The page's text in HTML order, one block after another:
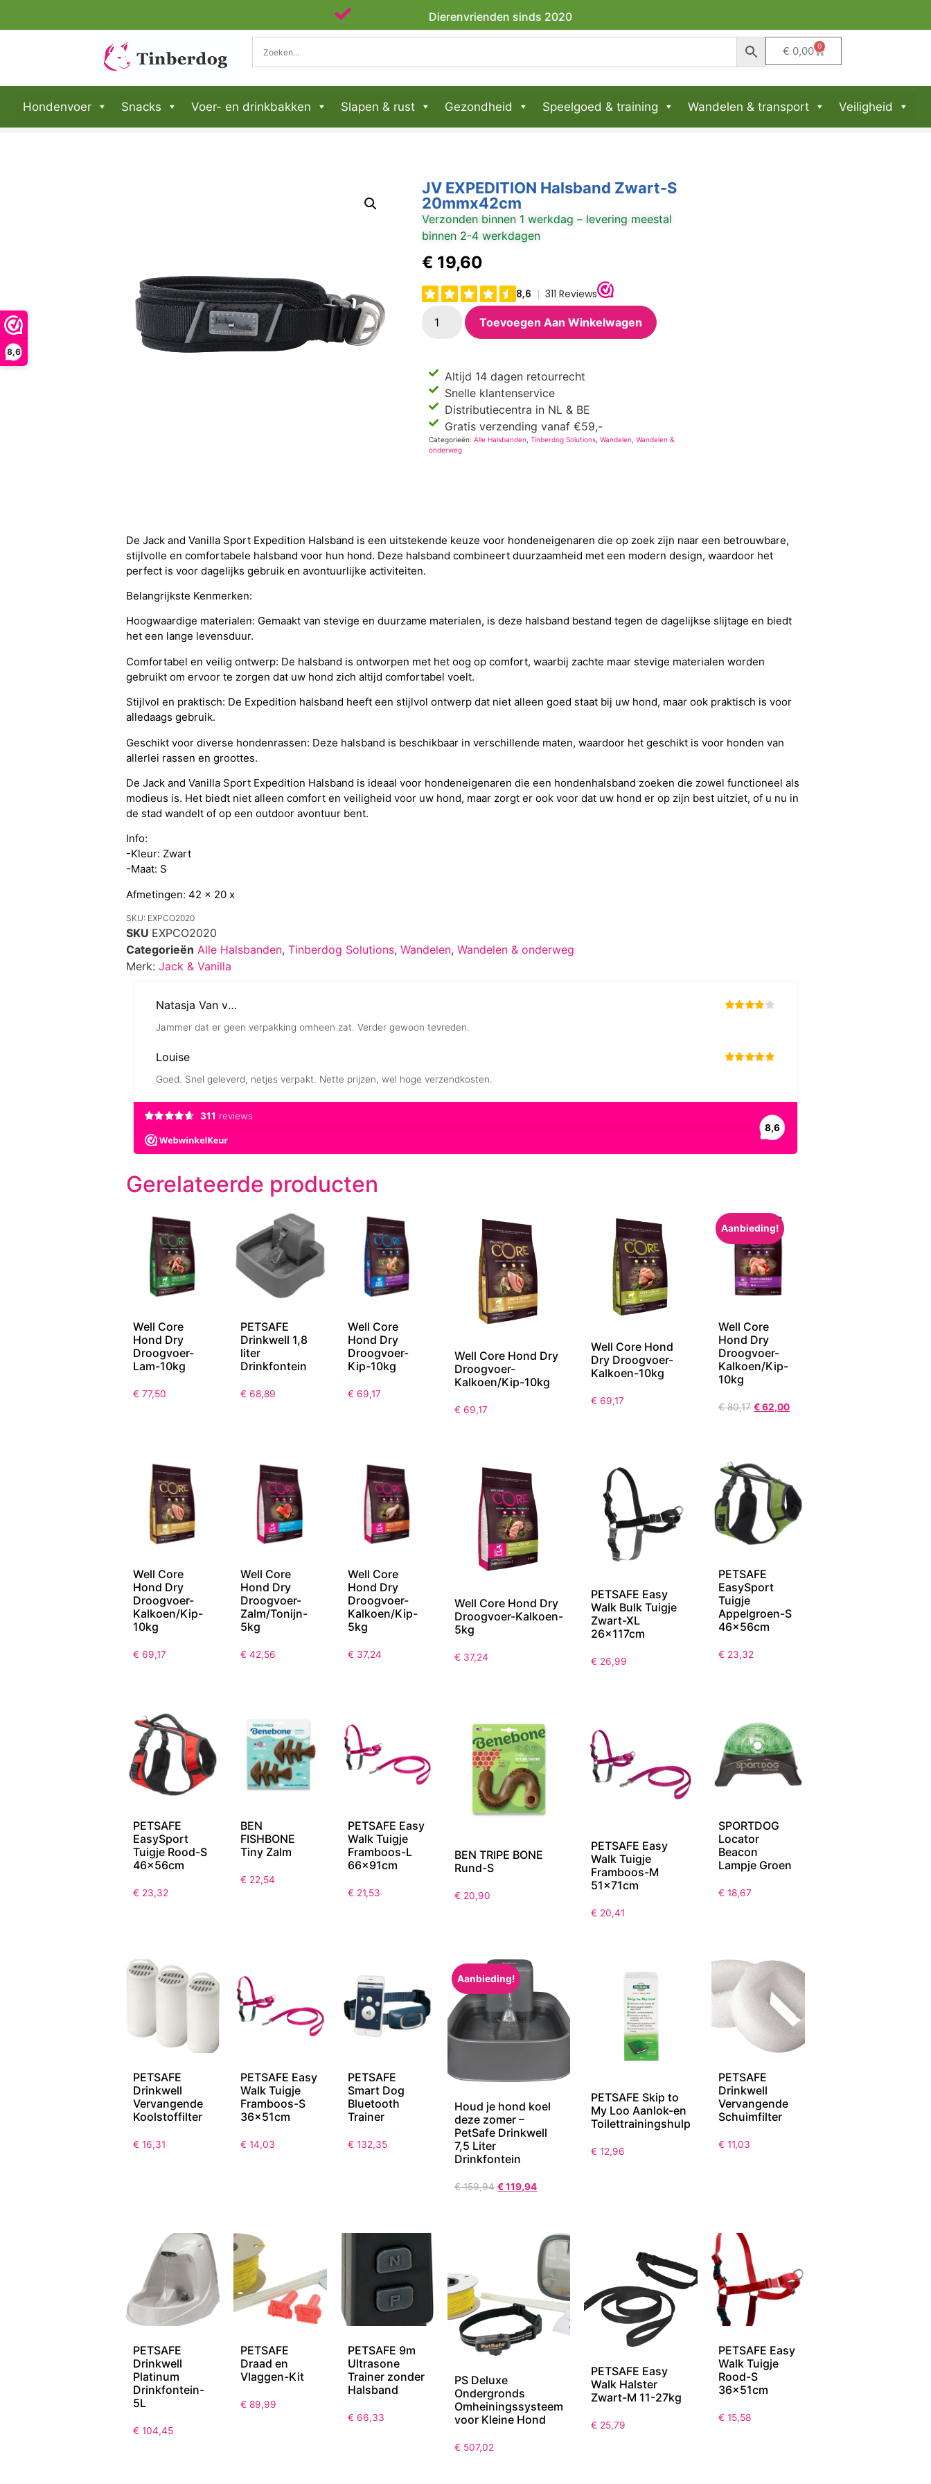
8,6
Dierenvrienden sinds 2020
€ 0,00 0
Hondenvoer Snacks Voer- en drinkbakken Slapen & rust Gezondheid Speelgoed & training Wandelen & transport Veiligheid
JV EXPEDITION Halsband Zwart-S
20mmx42cm
Verzonden binnen 1 werkdag – levering meestal
binnen 2-4 werkdagen
€ 19,60
Toevoegen Aan Winkelwagen
Altijd 14 dagen retourrecht
Snelle klantenservice
Distributiecentra in NL & BE
Gratis verzending vanaf €59,-
Categorieën:Alle Halsbanden,Tinberdog Solutions,Wandelen,Wandelen &
onderweg
De Jack and Vanilla Sport Expedition Halsband is een uitstekende keuze voor hondeneigenaren die op zoek zijn naar een betrouwbare,
stijlvolle en comfortabele halsband voor hun hond. Deze halsband combineert duurzaamheid met een modern design, waardoor het
perfect is voor dagelijks gebruik en avontuurlijke activiteiten.
Belangrijkste Kenmerken:
Hoogwaardige materialen: Gemaakt van stevige en duurzame materialen, is deze halsband bestand tegen de dagelijkse slijtage en biedt
het een lange levensduur.
Comfortabel en veilig ontwerp: De halsband is ontworpen met het oog op comfort, waarbij zachte maar stevige materialen worden
gebruikt om ervoor te zorgen dat uw hond zich altijd comfortabel voelt.
Stijlvol en praktisch: De Expedition halsband heeft een stijlvol ontwerp dat niet alleen goed staat bij uw hond, maar ook praktisch is voor
alledaags gebruik.
Geschikt voor diverse hondenrassen: Deze halsband is beschikbaar in verschillende maten, waardoor het geschikt is voor honden van
allerlei rassen en groottes.
De Jack and Vanilla Sport Expedition Halsband is ideaal voor hondeneigenaren die een hondenhalsband zoeken die zowel functioneel als
modieus is. Het biedt niet alleen comfort en veiligheid voor uw hond, maar zorgt er ook voor dat uw hond er op zijn best uitziet, of u nu in
de stad wandelt of op een outdoor avontuur bent.
Info:
-Kleur: Zwart
-Maat: S
Afmetingen: 42 x 20 x
SKU: EXPCO2020
SKU EXPCO2020
Categorieën Alle Halsbanden, Tinberdog Solutions, Wandelen, Wandelen & onderweg
Merk: Jack & Vanilla
Gerelateerde producten
Well Core
Hond Dry
Droogvoer-
Lam-10kg
€ 77,50
PETSAFE
Drinkwell 1,8
liter
Drinkfontein
€ 68,89
Well Core
Hond Dry
Droogvoer-
Kip-10kg
€ 69,17
Well Core Hond Dry
Droogvoer-
Kalkoen/Kip-10kg
€ 69,17
Well Core Hond
Dry Droogvoer-
Kalkoen-10kg
€ 69,17
Aanbieding!
Well Core
Hond Dry
Droogvoer-
Kalkoen/Kip-
10kg
€80,17 €62,00
Well Core
Hond Dry
Droogvoer-
Kalkoen/Kip-
10kg
€ 69,17
Well Core
Hond Dry
Droogvoer-
Zalm/Tonijn-
5kg
€ 42,56
Well Core
Hond Dry
Droogvoer-
Kalkoen/Kip-
5kg
€ 37,24
Well Core Hond Dry
Droogvoer-Kalkoen-
5kg
€ 37,24
PETSAFE Easy
Walk Bulk Tuigje
Zwart-XL
26x117cm
€ 26,99
PETSAFE
EasySport
Tuigje
Appelgroen-S
46x56cm
€ 23,32
PETSAFE
EasySport
Tuigje Rood-S
46x56cm
€ 23,32
BEN
FISHBONE
Tiny Zalm
€ 22,54
PETSAFE Easy
Walk Tuigje
Framboos-L
66x91cm
€ 21,53
BEN TRIPE BONE
Rund-S
€ 20,90
PETSAFE Easy
Walk Tuigje
Framboos-M
51x71cm
€ 20,41
SPORTDOG
Locator
Beacon
Lampje Groen
€ 18,67
PETSAFE
Drinkwell
Vervangende
Koolstoffilter
€ 16,31
PETSAFE Easy
Walk Tuigje
Framboos-S
36x51cm
€ 14,03
PETSAFE
Smart Dog
Bluetooth
Trainer
€ 132,35
Aanbieding!
Houd je hond koel
deze zomer –
PetSafe Drinkwell
7,5 Liter
Drinkfontein
€159,94 €119,94
PETSAFE Skip to
My Loo Aanlok-en
Toilettrainingshulp
€ 12,96
PETSAFE
Drinkwell
Vervangende
Schuimfilter
€ 11,03
PETSAFE
Drinkwell
Platinum
Drinkfontein-
5L
€ 104,45
PETSAFE
Draad en
Vlaggen-Kit
€ 89,99
PETSAFE 9m
Ultrasone
Trainer zonder
Halsband
€ 66,33
PS Deluxe
Ondergronds
Omheiningssysteem
voor Kleine Hond
€ 507,02
PETSAFE Easy
Walk Halster
Zwart-M 11-27kg
€ 25,79
PETSAFE Easy
Walk Tuigje
Rood-S
36x51cm
€ 15,58